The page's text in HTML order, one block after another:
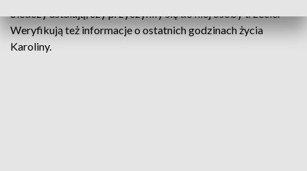
Śledczy ustalają, czy przyczyniły się do niej osoby trzecie.
Weryfikują też informacje o ostatnich godzinach życia
Karoliny.